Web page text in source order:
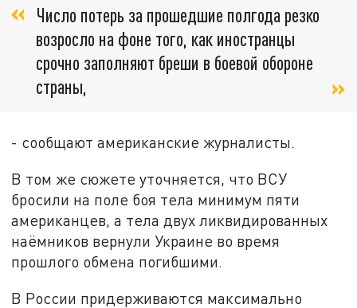
Число потерь за прошедшие полгода резко
возросло на фоне того, как иностранцы
срочно заполняют бреши в боевой обороне
страны,
- сообщают американские журналисты.
В том же сюжете уточняется, что ВСУ
бросили на поле боя тела минимум пяти
американцев, а тела двух ликвидированных
наёмников вернули Украине во время
прошлого обмена погибшими.
В России придерживаются максимально